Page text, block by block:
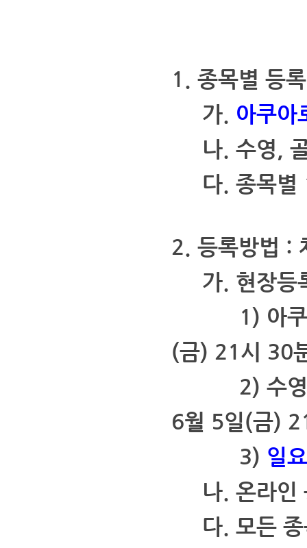
1. 종목별 등
가. 아쿠아
나. 수영,
다. 종목별
2. 등록방법 :
가. 현장등
1) 아쿠
(금) 21시 30
2) 수영,
6월 5일(금)
3) 일
나. 온라인
다. 모든